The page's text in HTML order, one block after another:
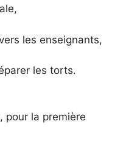
les enseignants,
les torts.
pour la première